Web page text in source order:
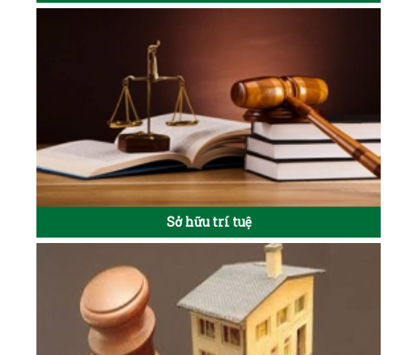
Sở hữu trí tuệ